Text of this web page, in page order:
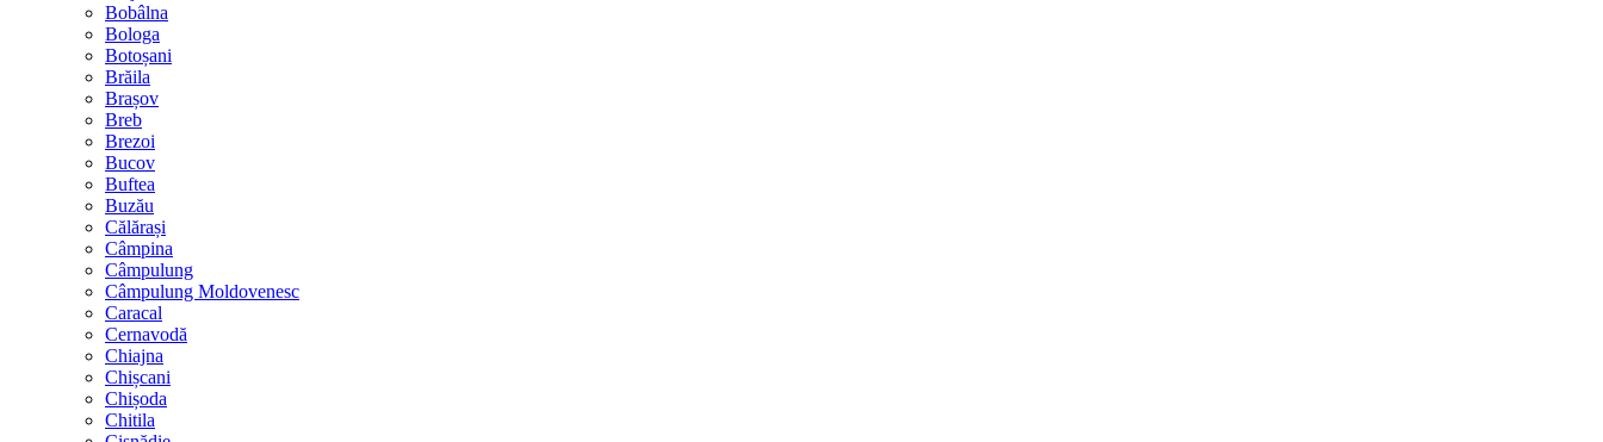
Bobâlna
Bologa
Botoșani
Brăila
Brașov
Breb
Brezoi
Bucov
Buftea
Buzău
Călărași
Câmpina
Câmpulung
Câmpulung Moldovenesc
Caracal
Cernavodă
Chiajna
Chișcani
Chișoda
Chitila